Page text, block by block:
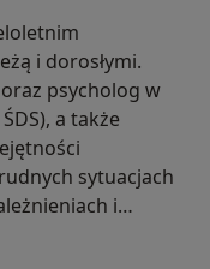
i dorosłymi.
psycholog w
a także
sytuacjach
i